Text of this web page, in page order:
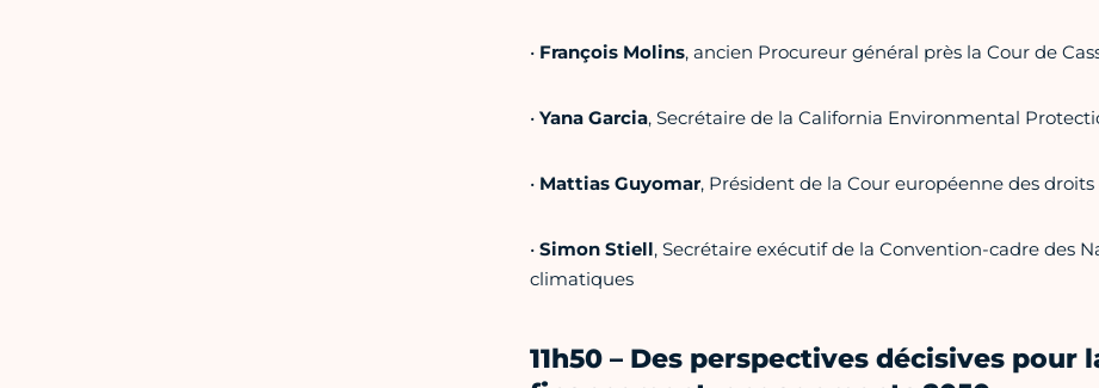
• François Molins, ancien Procureur général près la Cour de
• Yana Garcia, Secrétaire de la California Environmental
• Mattias Guyomar, Président de la Cour européenne des droits
• Simon Stiell, Secrétaire exécutif de la Convention-cadre des
climatiques
11h50 – Des perspectives décisives